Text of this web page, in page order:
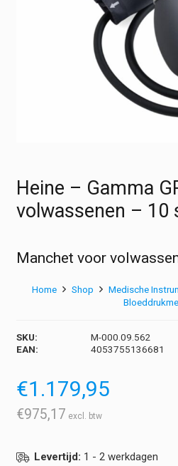
Heine – Gamma
volwassenen – 10
Manchet voor
Home Shop Medische
SKU:
M-000.09.562
EAN:
4053755136681
€1.179,95
€975,17
Levertijd: 1 - 2 werkdagen